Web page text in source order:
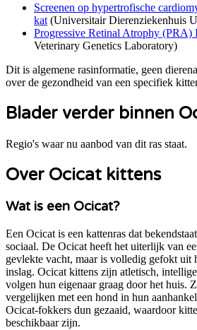
Screenen op hypertrofische
kat (Universitair Dierenziekenhuis
Progressive Retinal Atrophy (PRA)
Veterinary Genetics Laboratory)
Dit is algemene rasinformatie, geen
over de gezondheid van een specifiek
Blader verder binnen
Regio's waar nu aanbod van dit ras staat.
Over Ocicat kittens
Wat is een Ocicat?
Een Ocicat is een kattenras dat
sociaal. De Ocicat heeft het uiterlijk van
gevlekte vacht, maar is volledig gefokt uit
inslag. Ocicat kittens zijn atletisch,
volgen hun eigenaar graag door het huis.
vergelijken met een hond in hun
Ocicat-fokkers dun gezaaid, waardoor
beschikbaar zijn.